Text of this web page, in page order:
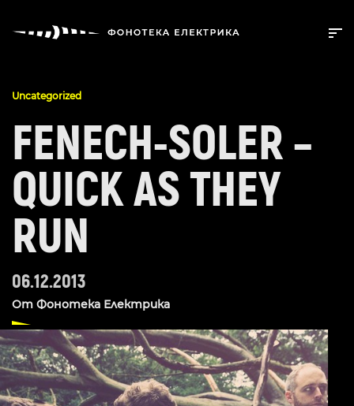
Uncategorized
FENECH-SOLER –
QUICK AS THEY
RUN
06.12.2013
От Фонотека Електрика